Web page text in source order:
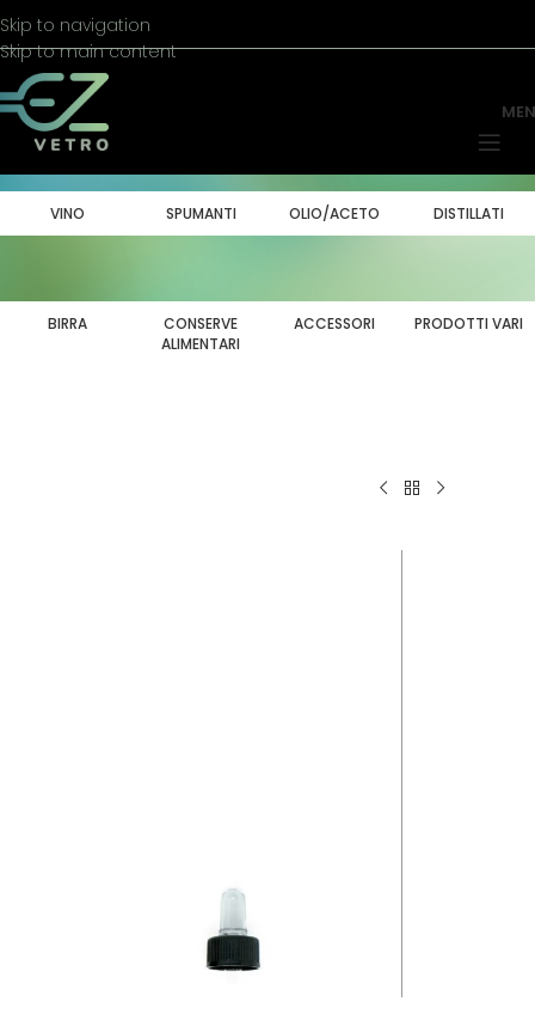
Skip to navigation
Skip to main content
VINO SPUMANTI OLIO/ACETO DISTILLATI
BIRRA
CONSERVE
ALIMENTARI
ACCESSORI PRODOTTI VARI